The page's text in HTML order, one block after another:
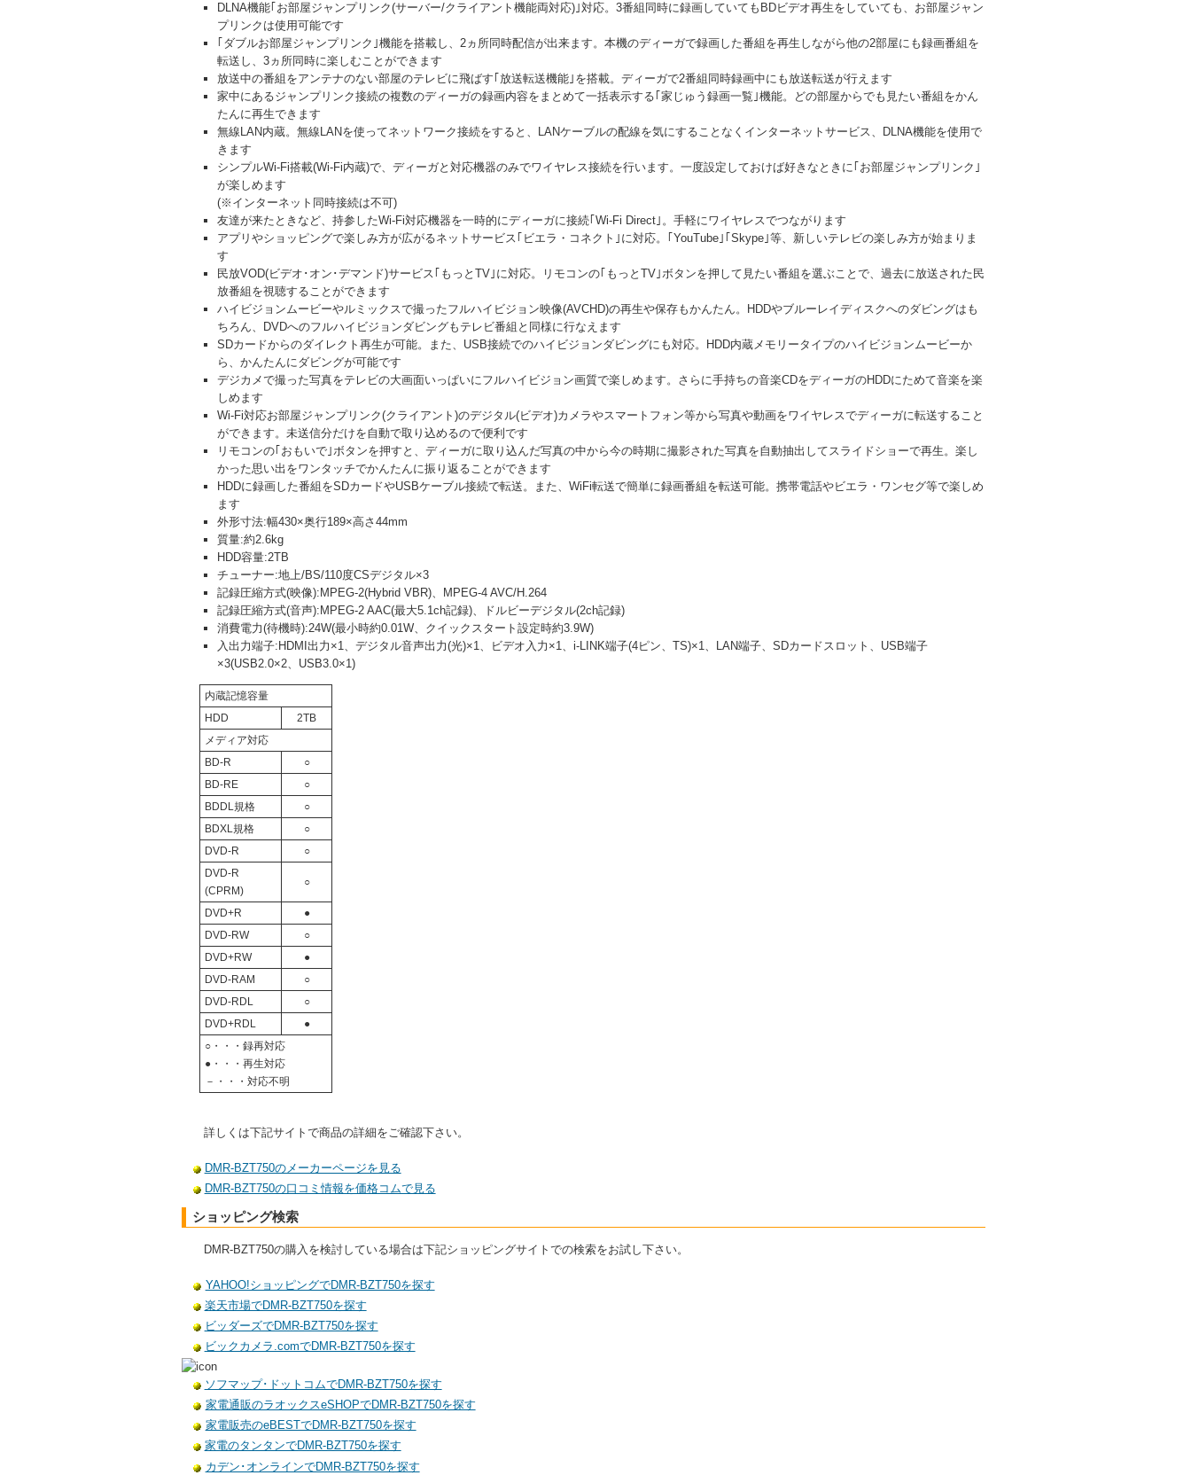
DLNA機能｢お部屋ジャンプリンク(サーバー/クライアント機能両対応)｣対応。3番組同時に録画していてもBDビデオ再生をしていても、お部屋ジャン
プリンクは使用可能です
｢ダブルお部屋ジャンプリンク｣機能を搭載し、2ヵ所同時配信が出来ます。本機のディーガで録画した番組を再生しながら他の2部屋にも録画番組を
転送し、3ヵ所同時に楽しむことができます
放送中の番組をアンテナのない部屋のテレビに飛ばす｢放送転送機能｣を搭載。ディーガで2番組同時録画中にも放送転送が行えます
家中にあるジャンプリンク接続の複数のディーガの録画内容をまとめて一括表示する｢家じゅう録画一覧｣機能。どの部屋からでも見たい番組をかん
たんに再生できます
無線LAN内蔵。無線LANを使ってネットワーク接続をすると、LANケーブルの配線を気にすることなくインターネットサービス、DLNA機能を使用で
きます
シンプルWi-Fi搭載(Wi-Fi内蔵)で、ディーガと対応機器のみでワイヤレス接続を行います。一度設定しておけば好きなときに｢お部屋ジャンプリンク｣
が楽しめます
(※インターネット同時接続は不可)
友達が来たときなど、持参したWi-Fi対応機器を一時的にディーガに接続｢Wi-Fi Direct｣。手軽にワイヤレスでつながります
アプリやショッピングで楽しみ方が広がるネットサービス｢ビエラ・コネクト｣に対応。｢YouTube｣｢Skype｣等、新しいテレビの楽しみ方が始まりま
す
民放VOD(ビデオ･オン･デマンド)サービス｢もっとTV｣に対応。リモコンの｢もっとTV｣ボタンを押して見たい番組を選ぶことで、過去に放送された民
放番組を視聴することができます
ハイビジョンムービーやルミックスで撮ったフルハイビジョン映像(AVCHD)の再生や保存もかんたん。HDDやブルーレイディスクへのダビングはも
ちろん、DVDへのフルハイビジョンダビングもテレビ番組と同様に行なえます
SDカードからのダイレクト再生が可能。また、USB接続でのハイビジョンダビングにも対応。HDD内蔵メモリータイプのハイビジョンムービーか
ら、かんたんにダビングが可能です
デジカメで撮った写真をテレビの大画面いっぱいにフルハイビジョン画質で楽しめます。さらに手持ちの音楽CDをディーガのHDDにためて音楽を楽
しめます
Wi-Fi対応お部屋ジャンプリンク(クライアント)のデジタル(ビデオ)カメラやスマートフォン等から写真や動画をワイヤレスでディーガに転送すること
ができます。未送信分だけを自動で取り込めるので便利です
リモコンの｢おもいで｣ボタンを押すと、ディーガに取り込んだ写真の中から今の時期に撮影された写真を自動抽出してスライドショーで再生。楽し
かった思い出をワンタッチでかんたんに振り返ることができます
HDDに録画した番組をSDカードやUSBケーブル接続で転送。また、WiFi転送で簡単に録画番組を転送可能。携帯電話やビエラ・ワンセグ等で楽しめ
ます
外形寸法:幅430×奥行189×高さ44mm
質量:約2.6kg
HDD容量:2TB
チューナー:地上/BS/110度CSデジタル×3
記録圧縮方式(映像):MPEG-2(Hybrid VBR)、MPEG-4 AVC/H.264
記録圧縮方式(音声):MPEG-2 AAC(最大5.1ch記録)、ドルビーデジタル(2ch記録)
消費電力(待機時):24W(最小時約0.01W、クイックスタート設定時約3.9W)
入出力端子:HDMI出力×1、デジタル音声出力(光)×1、ビデオ入力×1、i-LINK端子(4ピン、TS)×1、LAN端子、SDカードスロット、USB端子
×3(USB2.0×2、USB3.0×1)
内蔵記憶容量
HDD 2TB
メディア対応
BD-R ○
BD-RE ○
BDDL規格 ○
BDXL規格 ○
DVD-R ○
DVD-R
(CPRM)
○
DVD+R ●
DVD-RW ○
DVD+RW ●
DVD-RAM ○
DVD-RDL ○
DVD+RDL ●
○・・・録再対応
●・・・再生対応
－・・・対応不明
詳しくは下記サイトで商品の詳細をご確認下さい。
DMR-BZT750のメーカーページを見る
DMR-BZT750の口コミ情報を価格コムで見る
ショッピング検索
DMR-BZT750の購入を検討している場合は下記ショッピングサイトでの検索をお試し下さい。
YAHOO!ショッピングでDMR-BZT750を探す
楽天市場でDMR-BZT750を探す
ビッダーズでDMR-BZT750を探す
ビックカメラ.comでDMR-BZT750を探す
ソフマップ･ドットコムでDMR-BZT750を探す
家電通販のラオックスeSHOPでDMR-BZT750を探す
家電販売のeBESTでDMR-BZT750を探す
家電のタンタンでDMR-BZT750を探す
カデン･オンラインでDMR-BZT750を探す